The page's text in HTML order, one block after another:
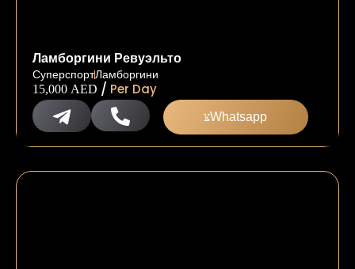
Ламборгини Ревуэльто
СуперспортЛамборгини
15,000 AED / Per Day
Whatsapp